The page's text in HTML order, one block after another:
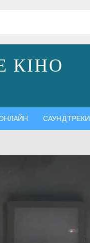
КІНО
САУНДТРЕКИ